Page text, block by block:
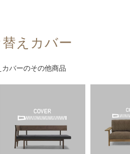
えカバー
カバーのその他商品